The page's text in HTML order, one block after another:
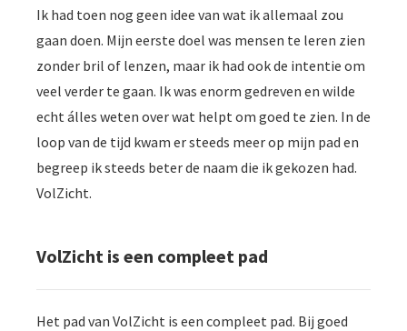
Ik had toen nog geen idee van wat ik allemaal zou
gaan doen. Mijn eerste doel was mensen te leren zien
zonder bril of lenzen, maar ik had ook de intentie om
veel verder te gaan. Ik was enorm gedreven en wilde
echt álles weten over wat helpt om goed te zien. In de
loop van de tijd kwam er steeds meer op mijn pad en
begreep ik steeds beter de naam die ik gekozen had.
VolZicht.
VolZicht is een compleet pad
Het pad van VolZicht is een compleet pad. Bij goed